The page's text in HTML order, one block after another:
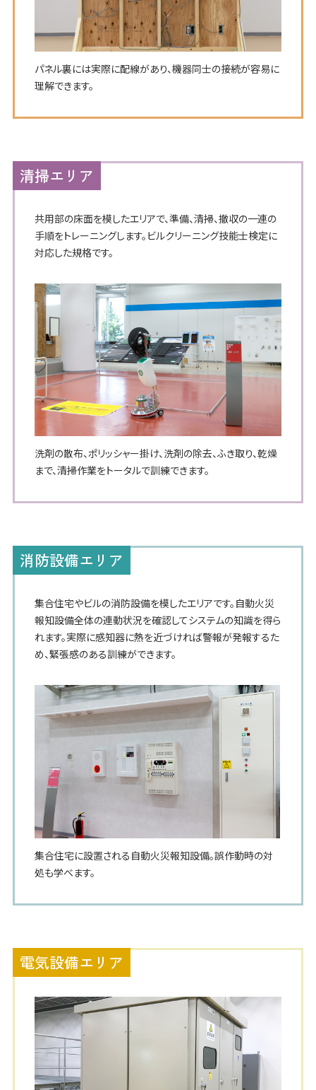
パネル裏には実際に配線があり、機器同士の接続が容易に
理解できます。
清掃エリア
共用部の床面を模したエリアで、準備、清掃、撤収の一連の
手順をトレーニングします。ビルクリーニング技能士検定に
対応した規格です。
洗剤の散布、ポリッシャー掛け、洗剤の除去、ふき取り、乾燥
まで、清掃作業をトータルで訓練できます。
消防設備エリア
集合住宅やビルの消防設備を模したエリアです。自動火災
報知設備全体の連動状況を確認してシステムの知識を得ら
れます。実際に感知器に熱を近づければ警報が発報するた
め、緊張感のある訓練ができます。
集合住宅に設置される自動火災報知設備。誤作動時の対
処も学べます。
電気設備エリア